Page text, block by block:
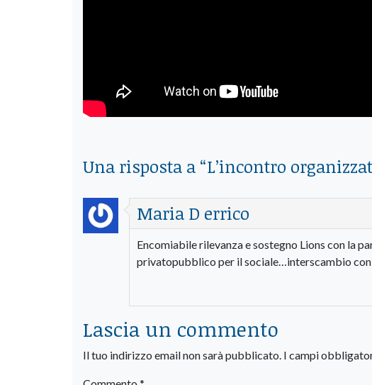
Una risposta a “L’incontro
Maria D errico
Encomiabile rilevanza e sostegno Lions con la
privatopubblico per il sociale…interscambio
Lascia un commento
Il tuo indirizzo email non sarà pubblicato. I campi